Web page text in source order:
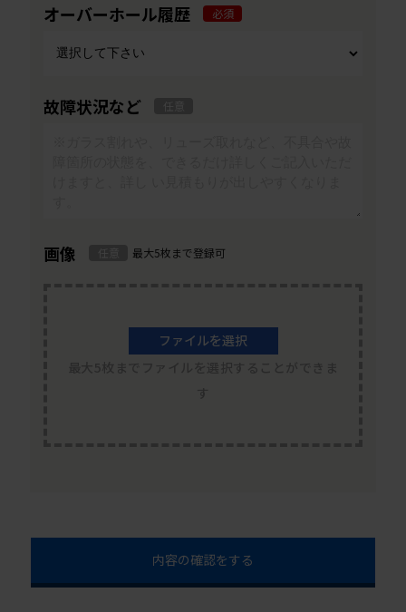
オーバーホール履歴 必須
故障状況など
画像 最大5枚まで登録可
ファイルを選択
内容の確認をする